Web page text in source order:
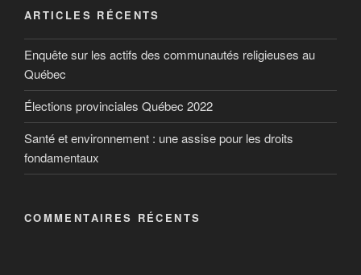
ARTICLES RÉCENTS
Enquête sur les actifs des communautés religieuses au
Québec
Élections provinciales Québec 2022
Santé et environnement : une assise pour les droits
fondamentaux
COMMENTAIRES RÉCENTS